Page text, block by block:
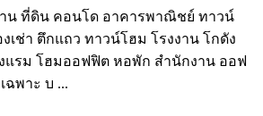
น ที่ดิน คอนโด อาคารพาณิชย์ ทาวน์
เช่า ตึกแถว ทาวน์โฮม โรงงาน โกดัง
แรม โฮมออฟฟิต หอพัก สำนักงาน ออฟ
พาะ บ ...